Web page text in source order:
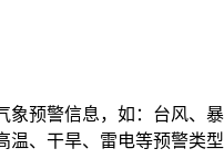
象预警信息，如：台风、暴
温、干旱、雷电等预警类型